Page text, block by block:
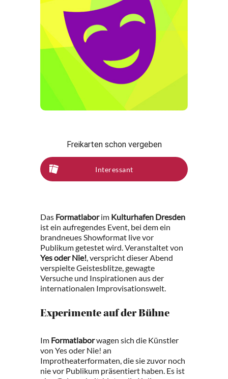
Freikarten schon vergeben
Interessant
Das Formatlaborim Kulturhafen Dresden
ist ein aufregendes Event, bei dem ein
brandneues Showformat live vor
Publikum getestet wird. Veranstaltet von
Yes oder Nie!, verspricht dieser Abend
verspielte Geistesblitze, gewagte
Versuche und Inspirationen aus der
internationalen Improvisationswelt.
Experimente auf der Bühne
Im Formatlaborwagen sich die Künstler
von Yes oder Nie! an
Improtheaterformaten, die sie zuvor noch
nie vor Publikum präsentiert haben. Es ist